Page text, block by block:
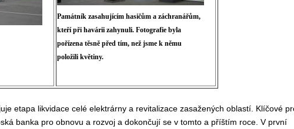
Památník zasahujícím hasičům a záchranářům,
kteří při havárii zahynuli. Fotografie byla
pořízena těsně před tím, než jsme k němu
položili květiny.
etapa likvidace celé elektrárny a revitalizace zasažených oblastí. Klíčové
banka pro obnovu a rozvoj a dokončují se v tomto a příštím roce. V první